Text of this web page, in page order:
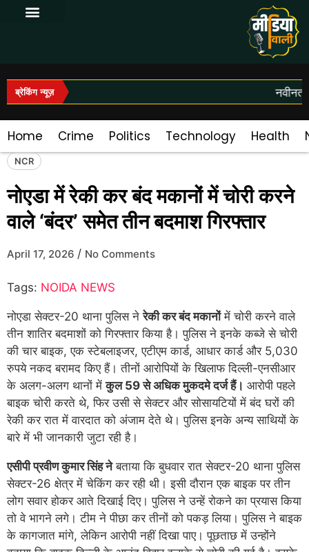
ब्रेकिंग न्यूज़
Home Crime Politics Technology Health
NCR
नोएडा में रेकी कर बंद मकानों में चोरी करने
वाले ‘बंदर’ समेत तीन बदमाश गिरफ्तार
April 17, 2026 / No Comments
Tags: NOIDA NEWS
नोएडा सेक्टर-20 थाना पुलिस नेरेकी कर बंद मकानोंमें चोरी करने वाले
तीन शातिर बदमाशों को गिरफ्तार किया है। पुलिस ने इनके कब्जे से चोरी
की चार बाइक, एक स्टेबलाइजर, एटीएम कार्ड, आधार कार्ड और 5,030
रुपये नकद बरामद किए हैं। तीनों आरोपियों के खिलाफ दिल्ली-एनसीआर
के अलग-अलग थानों मेंकुल 59 से अधिक मुकदमे दर्ज हैं। आरोपी पहले
बाइक चोरी करते थे, फिर उसी से सेक्टर और सोसायटियों में बंद घरों की
रेकी कर रात में वारदात को अंजाम देते थे। पुलिस इनके अन्य साथियों के
बारे में भी जानकारी जुटा रही है।
एसीपी प्रवीण कुमार सिंह नेबताया कि बुधवार रात सेक्टर-20 थाना पुलिस
सेक्टर-26 क्षेत्र में चेकिंग कर रही थी। इसी दौरान एक बाइक पर तीन
लोग सवार होकर आते दिखाई दिए। पुलिस ने उन्हें रोकने का प्रयास किया
तो वे भागने लगे। टीम ने पीछा कर तीनों को पकड़ लिया। पुलिस ने बाइक
के कागजात मांगे, लेकिन आरोपी नहीं दिखा पाए। पूछताछ में उन्होंने